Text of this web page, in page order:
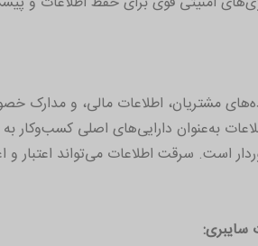
مشتریان، اطلاعات مالی، و مدارک
به‌عنوان دارایی‌های اصلی کسب‌وکار
است. سرقت اطلاعات می‌تواند اعتبار و
سایبری: